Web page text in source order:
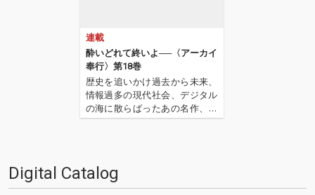
連載
酔いどれて終いよ──〈アーカイ
奉行〉第18巻
歴史を追いかけ過去から未来、
情報過多の現代社会、デジタル
の海に散らばったあの名作、こ
の名作たちをひとつにまとめる
は…'''1.過去作の最新リマスター
音源 2.これまで未配信…
Digital Catalog